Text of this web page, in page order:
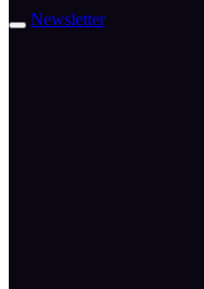
Newsletter